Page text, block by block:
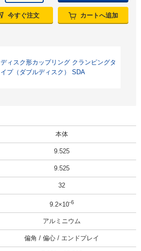
今すぐ注文 カートへ追加
ディスク形カップリング クランピングタ
イプ（ダブルディスク） SDA
本体
9.525
9.525
32
9.2×10-6
アルミニウム
偏角 / 偏心 / エンドプレイ